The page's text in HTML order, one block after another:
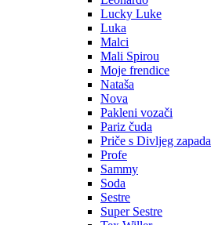
Lucky Luke
Luka
Malci
Mali Spirou
Moje frendice
Nataša
Nova
Pakleni vozači
Pariz čuda
Priče s Divljeg zapada
Profe
Sammy
Soda
Sestre
Super Sestre